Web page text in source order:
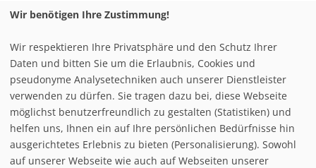
Seewiesen -
Seeberg
Home / Österreich / Steiermark /
Seewiesen - Seeberg / Webcams
Wir benötigen Ihre Zustimmung!
Wir respektieren Ihre Privatsphäre und den Schutz Ihrer
Daten und bitten Sie um die Erlaubnis, Cookies und
pseudonyme Analysetechniken auch unserer Dienstleister
verwenden zu dürfen. Sie tragen dazu bei, diese Webseite
möglichst benutzerfreundlich zu gestalten (Statistiken) und
helfen uns, Ihnen ein auf Ihre persönlichen Bedürfnisse hin
ausgerichtetes Erlebnis zu bieten (Personalisierung). Sowohl
auf unserer Webseite wie auch auf Webseiten unserer